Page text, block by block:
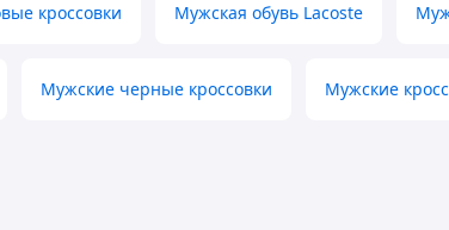
кроссовки Мужская обувь Lacoste
Мужские черные кроссовки Мужские